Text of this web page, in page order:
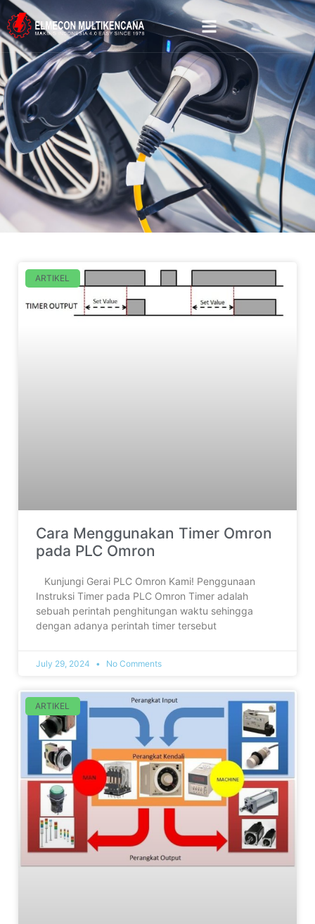
ARTIKEL
Cara Menggunakan Timer Omron
pada PLC Omron
‎ ‎Kunjungi Gerai PLC Omron Kami! Penggunaan
Instruksi Timer pada PLC Omron Timer adalah
sebuah perintah penghitungan waktu sehingga
dengan adanya perintah timer tersebut
July 29, 2024 No Comments
ARTIKEL